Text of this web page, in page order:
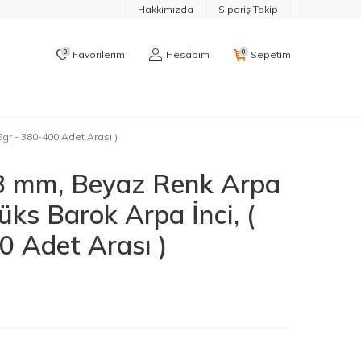
Hakkımızda Sipariş Takip
0 Favorilerim Hesabım 0 Sepetim
- 380-400 Adet Arası )
mm, Beyaz Renk Arpa
Barok Arpa İnci, (
Adet Arası )